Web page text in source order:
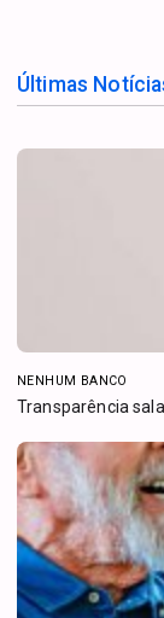
Últimas
NENHUM BANCO
Transparência